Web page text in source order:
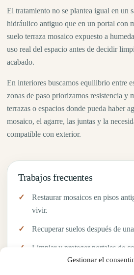
Gestionar el
El tratamiento no se plantea igual en un
hidráulico antiguo que en un portal con
suelo terraza mosaico expuesto a
uso real del espacio antes de decidir
acabado.
En interiores buscamos equilibrio entre
zonas de paso priorizamos resistencia y
terrazas o espacios donde pueda haber
mosaico, el agarre, las juntas y la
compatible con exterior.
Trabajos frecuentes
Restaurar mosaicos en pisos
vivir.
Recuperar suelos después de
Limpiar y proteger portales de